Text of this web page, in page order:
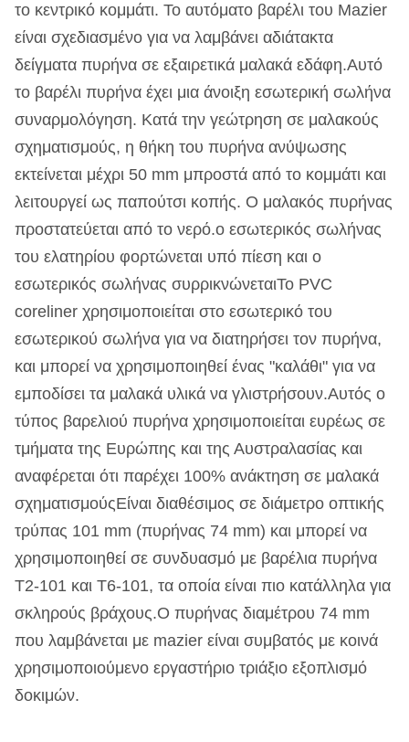
το κεντρικό κομμάτι. Το αυτόματο βαρέλι του Mazier
είναι σχεδιασμένο για να λαμβάνει αδιάτακτα
δείγματα πυρήνα σε εξαιρετικά μαλακά εδάφη.Αυτό
το βαρέλι πυρήνα έχει μια άνοιξη εσωτερική σωλήνα
συναρμολόγηση. Κατά την γεώτρηση σε μαλακούς
σχηματισμούς, η θήκη του πυρήνα ανύψωσης
εκτείνεται μέχρι 50 mm μπροστά από το κομμάτι και
λειτουργεί ως παπούτσι κοπής. Ο μαλακός πυρήνας
προστατεύεται από το νερό.ο εσωτερικός σωλήνας
του ελατηρίου φορτώνεται υπό πίεση και ο
εσωτερικός σωλήνας συρρικνώνεταιΤο PVC
coreliner χρησιμοποιείται στο εσωτερικό του
εσωτερικού σωλήνα για να διατηρήσει τον πυρήνα,
και μπορεί να χρησιμοποιηθεί ένας "καλάθι" για να
εμποδίσει τα μαλακά υλικά να γλιστρήσουν.Αυτός ο
τύπος βαρελιού πυρήνα χρησιμοποιείται ευρέως σε
τμήματα της Ευρώπης και της Αυστραλασίας και
αναφέρεται ότι παρέχει 100% ανάκτηση σε μαλακά
σχηματισμούςΕίναι διαθέσιμος σε διάμετρο οπτικής
τρύπας 101 mm (πυρήνας 74 mm) και μπορεί να
χρησιμοποιηθεί σε συνδυασμό με βαρέλια πυρήνα
T2-101 και T6-101, τα οποία είναι πιο κατάλληλα για
σκληρούς βράχους.Ο πυρήνας διαμέτρου 74 mm
που λαμβάνεται με mazier είναι συμβατός με κοινά
χρησιμοποιούμενο εργαστήριο τριάξιο εξοπλισμό
δοκιμών.